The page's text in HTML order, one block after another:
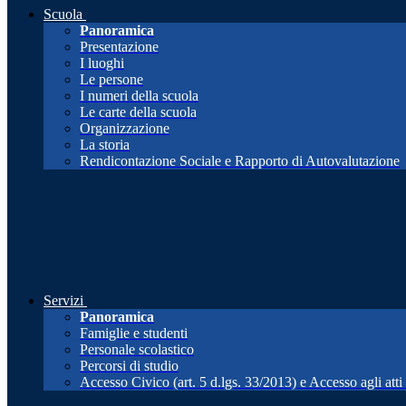
Scuola
Panoramica
Presentazione
I luoghi
Le persone
I numeri della scuola
Le carte della scuola
Organizzazione
La storia
Rendicontazione Sociale e Rapporto di Autovalutazione
Servizi
Panoramica
Famiglie e studenti
Personale scolastico
Percorsi di studio
Accesso Civico (art. 5 d.lgs. 33/2013) e Accesso agli